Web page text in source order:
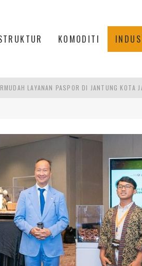
KOMODITI
LAYANAN PASPOR DI JANTUNG KOTA
LEGENDARIS DI PASAR BARU JAKARTA
MASA DEPAN INDONESIA